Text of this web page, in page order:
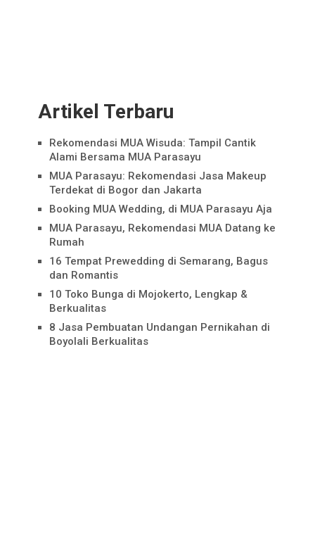
Artikel Terbaru
Rekomendasi MUA Wisuda: Tampil Cantik
Alami Bersama MUA Parasayu
MUA Parasayu: Rekomendasi Jasa Makeup
Terdekat di Bogor dan Jakarta
Booking MUA Wedding, di MUA Parasayu Aja
MUA Parasayu, Rekomendasi MUA Datang ke
Rumah
16 Tempat Prewedding di Semarang, Bagus
dan Romantis
10 Toko Bunga di Mojokerto, Lengkap &
Berkualitas
8 Jasa Pembuatan Undangan Pernikahan di
Boyolali Berkualitas